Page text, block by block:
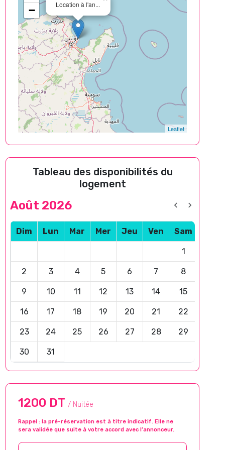
Location à l'an...
−
Leaflet
Tableau des disponibilités du
logement
Août 2026
Dim Lun Mar Mer Jeu Ven Sam
1
2 3 4 5 6 7 8
9 10 11 12 13 14 15
16 17 18 19 20 21 22
23 24 25 26 27 28 29
30 31
1200 DT / Nuitée
Rappel : la pré-réservation est à titre indicatif. Elle ne
sera validée que suite à votre accord avec l’annonceur.